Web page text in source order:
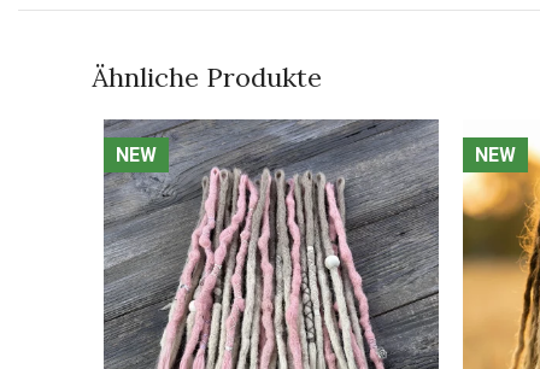
Ähnliche Produkte
NEW
NEW NEW
NEW